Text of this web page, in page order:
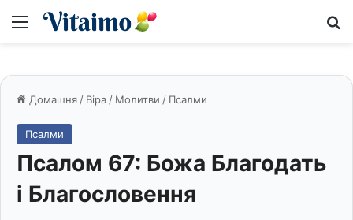
Меню
Домашня / Віра / Молитви / Псалми
Псалми
Псалом 67: Божа Благодать
і Благословення